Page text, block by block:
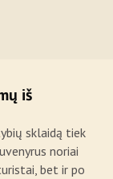
iš
sklaidą tiek
noriai
bet ir po